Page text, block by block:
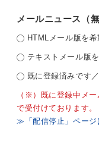
メールニュース（無
HTMLメール版を希
テキストメール版
既に登録済みです
（※）既に登録中メ
で受付けております。
≫「配信停止」ページ